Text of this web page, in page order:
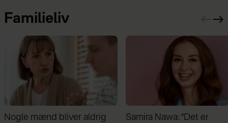
Familieliv
Samira Nawa: ”Det er
Jeg valgte at blive skilt